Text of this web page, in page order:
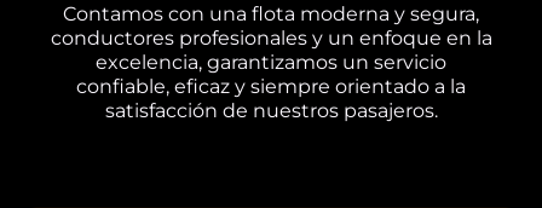
Contamos con una flota moderna y segura,
conductores profesionales y un enfoque en la
excelencia, garantizamos un servicio
confiable, eficaz y siempre orientado a la
satisfacción de nuestros pasajeros.